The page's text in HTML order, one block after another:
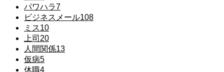
パワハラ7
ビジネスメール108
ミス10
上司 20
人間関係13
仮病5
休職4